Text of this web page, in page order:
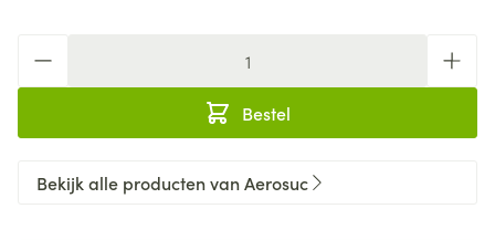
Bestel
Bekijk alle producten van Aerosuc